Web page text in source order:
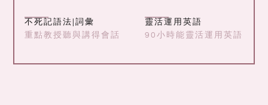
不死記語法|詞彙
重點教授聽與講得會話
靈活運用英語
90小時能靈活運用英語